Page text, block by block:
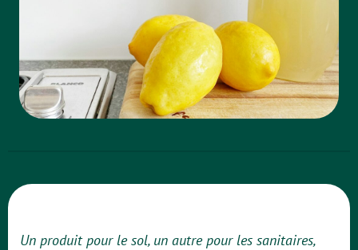
Un produit pour le sol, un autre pour les sanitaires,